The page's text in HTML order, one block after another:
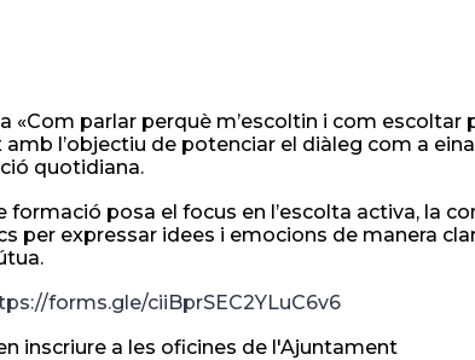
«Com parlar perquè m’escoltin i com
amb l’objectiu de potenciar el diàleg com a
quotidiana.
formació posa el focus en l’escolta activa, la
per expressar idees i emocions de manera
forms.gle/ciiBprSEC2YLuC6v6
inscriure a les oficines de l'Ajuntament